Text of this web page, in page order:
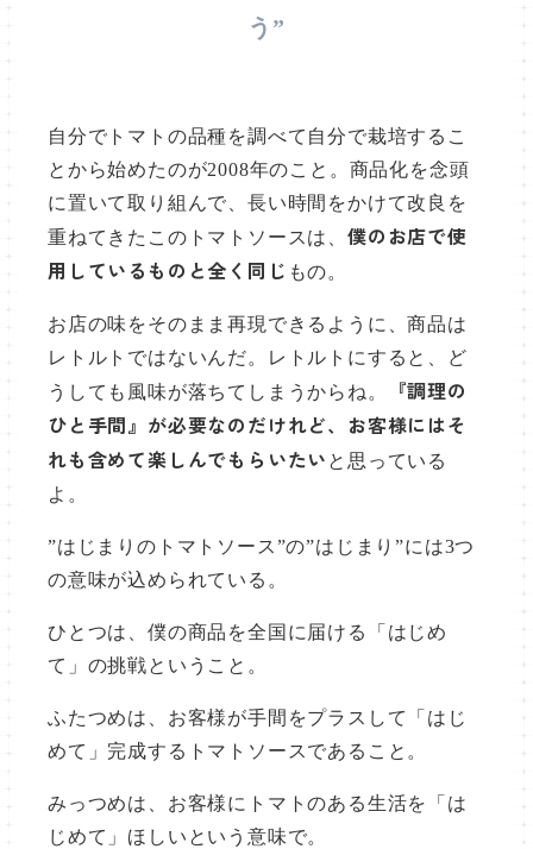
う”
自分でトマトの品種を調べて自分で栽培するこ
とから始めたのが2008年のこと。商品化を念頭
に置いて取り組んで、長い時間をかけて改良を
重ねてきたこのトマトソースは、 僕のお店で使
用しているものと全く同じ もの。
お店の味をそのまま再現できるように、商品は
レトルトではないんだ。レトルトにすると、ど
うしても風味が落ちてしまうからね。
『調理の
ひと手間』が必要なのだけれど、お客様にはそ
れも含めて楽しんでもらいたい と思っている
よ。
”はじまりのトマトソース”の”はじまり”には3つ
の意味が込められている。
ひとつは、僕の商品を全国に届ける「はじめ
て」の挑戦ということ。
ふたつめは、お客様が手間をプラスして「はじ
めて」完成するトマトソースであること。
みっつめは、お客様にトマトのある生活を「は
じめて」ほしいという意味で。